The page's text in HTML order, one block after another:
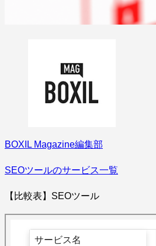
BOXIL Magazine編集部
SEOツールのサービス一覧
【比較表】SEOツール